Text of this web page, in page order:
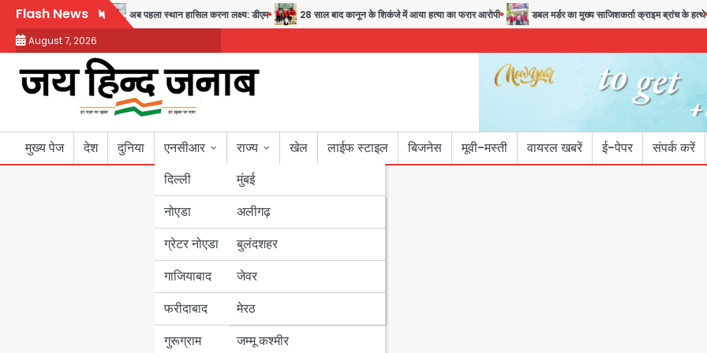
Skip
content
Flash News
और सुरक्षा का संदेश अब पहला स्थान हासिल करना लक्ष्य: डीएम 28 साल बाद कानून के शिकंजे में आया हत्या का फरार आरोपी डबल मर्डर का मुख्य साजिशकर्ता क्राइम ब्रांच के हत्थे
August 7, 2026
मुख्य पेज देश दुनिया
एनसीआर
दिल्ली
नोएडा
ग्रेटर नोएडा
गाजियाबाद
फरीदाबाद
गुरूग्राम
राज्य
मुंबई
उत्तर प्रदेश
अलीगढ़
बुलंदशहर
जेवर
मेरठ
बिहार
पंजाब
हरियाणा
जम्मू कश्मीर
खेल लाईफ स्टाइल बिजनेस मूवी-मस्ती वायरल खबरें ई-पेपर संपर्क करें